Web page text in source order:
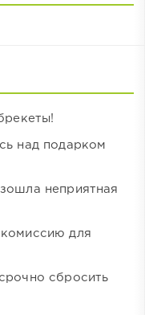
над подарком
неприятная
для
сбросить